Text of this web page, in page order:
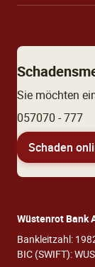
Sie möchten
057070 - 777
Schaden
Wüstenrot Bank
Bankleitzahl:
BIC (SWIFT):